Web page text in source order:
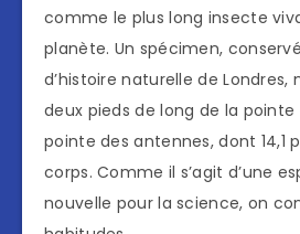
comme le plus long insecte
planète. Un spécimen,
d’histoire naturelle de Londres,
deux pieds de long de la pointe
pointe des antennes, dont 14,1
corps. Comme il s’agit d’une
nouvelle pour la science, on